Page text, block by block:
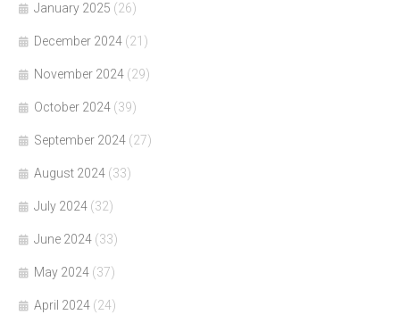
January 2025 (26)
December 2024 (21)
November 2024 (29)
October 2024 (39)
September 2024 (27)
August 2024 (33)
July 2024 (32)
June 2024 (33)
May 2024 (37)
April 2024 (24)